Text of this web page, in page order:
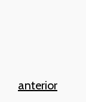
anterior